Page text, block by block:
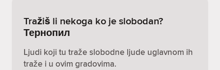
Tražiš li nekoga ko je slobodan?
Тернопил
Ljudi koji tu traže slobodne ljude uglavnom ih
traže i u ovim gradovima.